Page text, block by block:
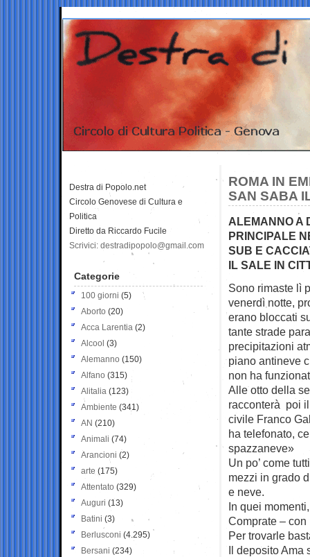
ROMA IN
SAN SABA
ALEMANNO A
PRINCIPALE
SUB E
IL SALE IN
Sono rimaste lì
venerdì notte,
erano bloccati
tante strade
precipitazioni
piano antineve
non ha
Alle otto della
racconterà poi
civile Franco
ha telefonato,
spazzaneve»
Un po’ come
mezzi in grado
e neve.
In quei
Comprate –
Per trovarle
Il deposito Ama
Destra di Popolo.net
Circolo Genovese di Cultura e
Politica
Diretto da Riccardo Fucile
Scrivici: destradipopolo@gmail.com
Categorie
100 giorni (5)
Aborto (20)
Acca Larentia (2)
Alcool (3)
Alemanno (150)
Alfano (315)
Alitalia (123)
Ambiente (341)
AN (210)
Animali (74)
Arancioni (2)
arte (175)
Attentato (329)
Auguri (13)
Batini (3)
Berlusconi (4.295)
Bersani (234)